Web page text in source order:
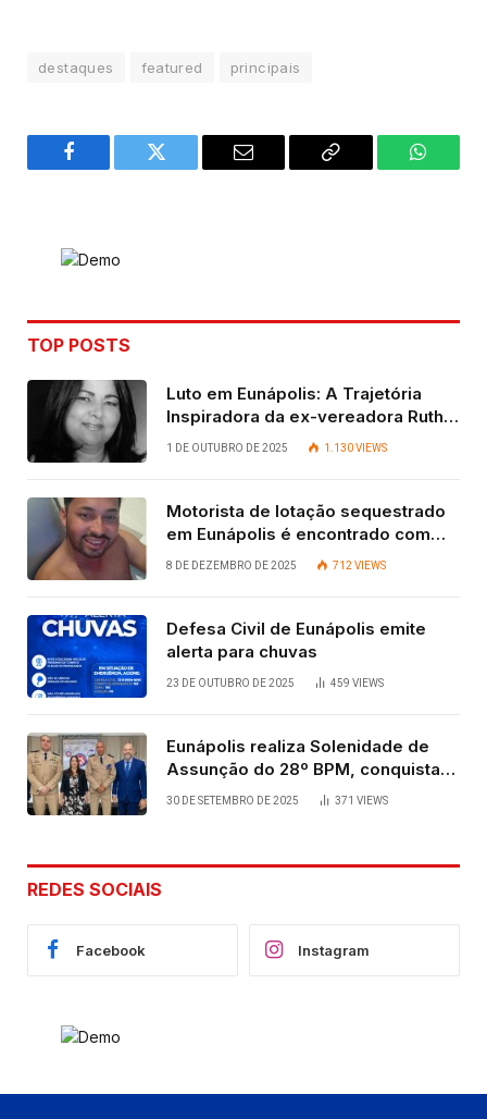
destaques featured principais
Facebook Twitter Email
Copy
TOP POSTS
Luto em Eunápolis: A Trajetória
Inspiradora da ex-vereadora Ruth
Contadora
1 DE OUTUBRO DE 2025 1.130VIEWS
Motorista de lotação sequestrado
em Eunápolis é encontrado com
vida após quatro dias.
8 DE DEZEMBRO DE 2025 712 VIEWS
Defesa Civil de Eunápolis emite
alerta para chuvas
23 DE OUTUBRO DE 2025 459 VIEWS
Eunápolis realiza Solenidade de
Assunção do 28º BPM, conquista
viabilizada por articulação política
30 DE SETEMBRO DE 2025 371 VIEWS
REDES SOCIAIS
Facebook Instagram